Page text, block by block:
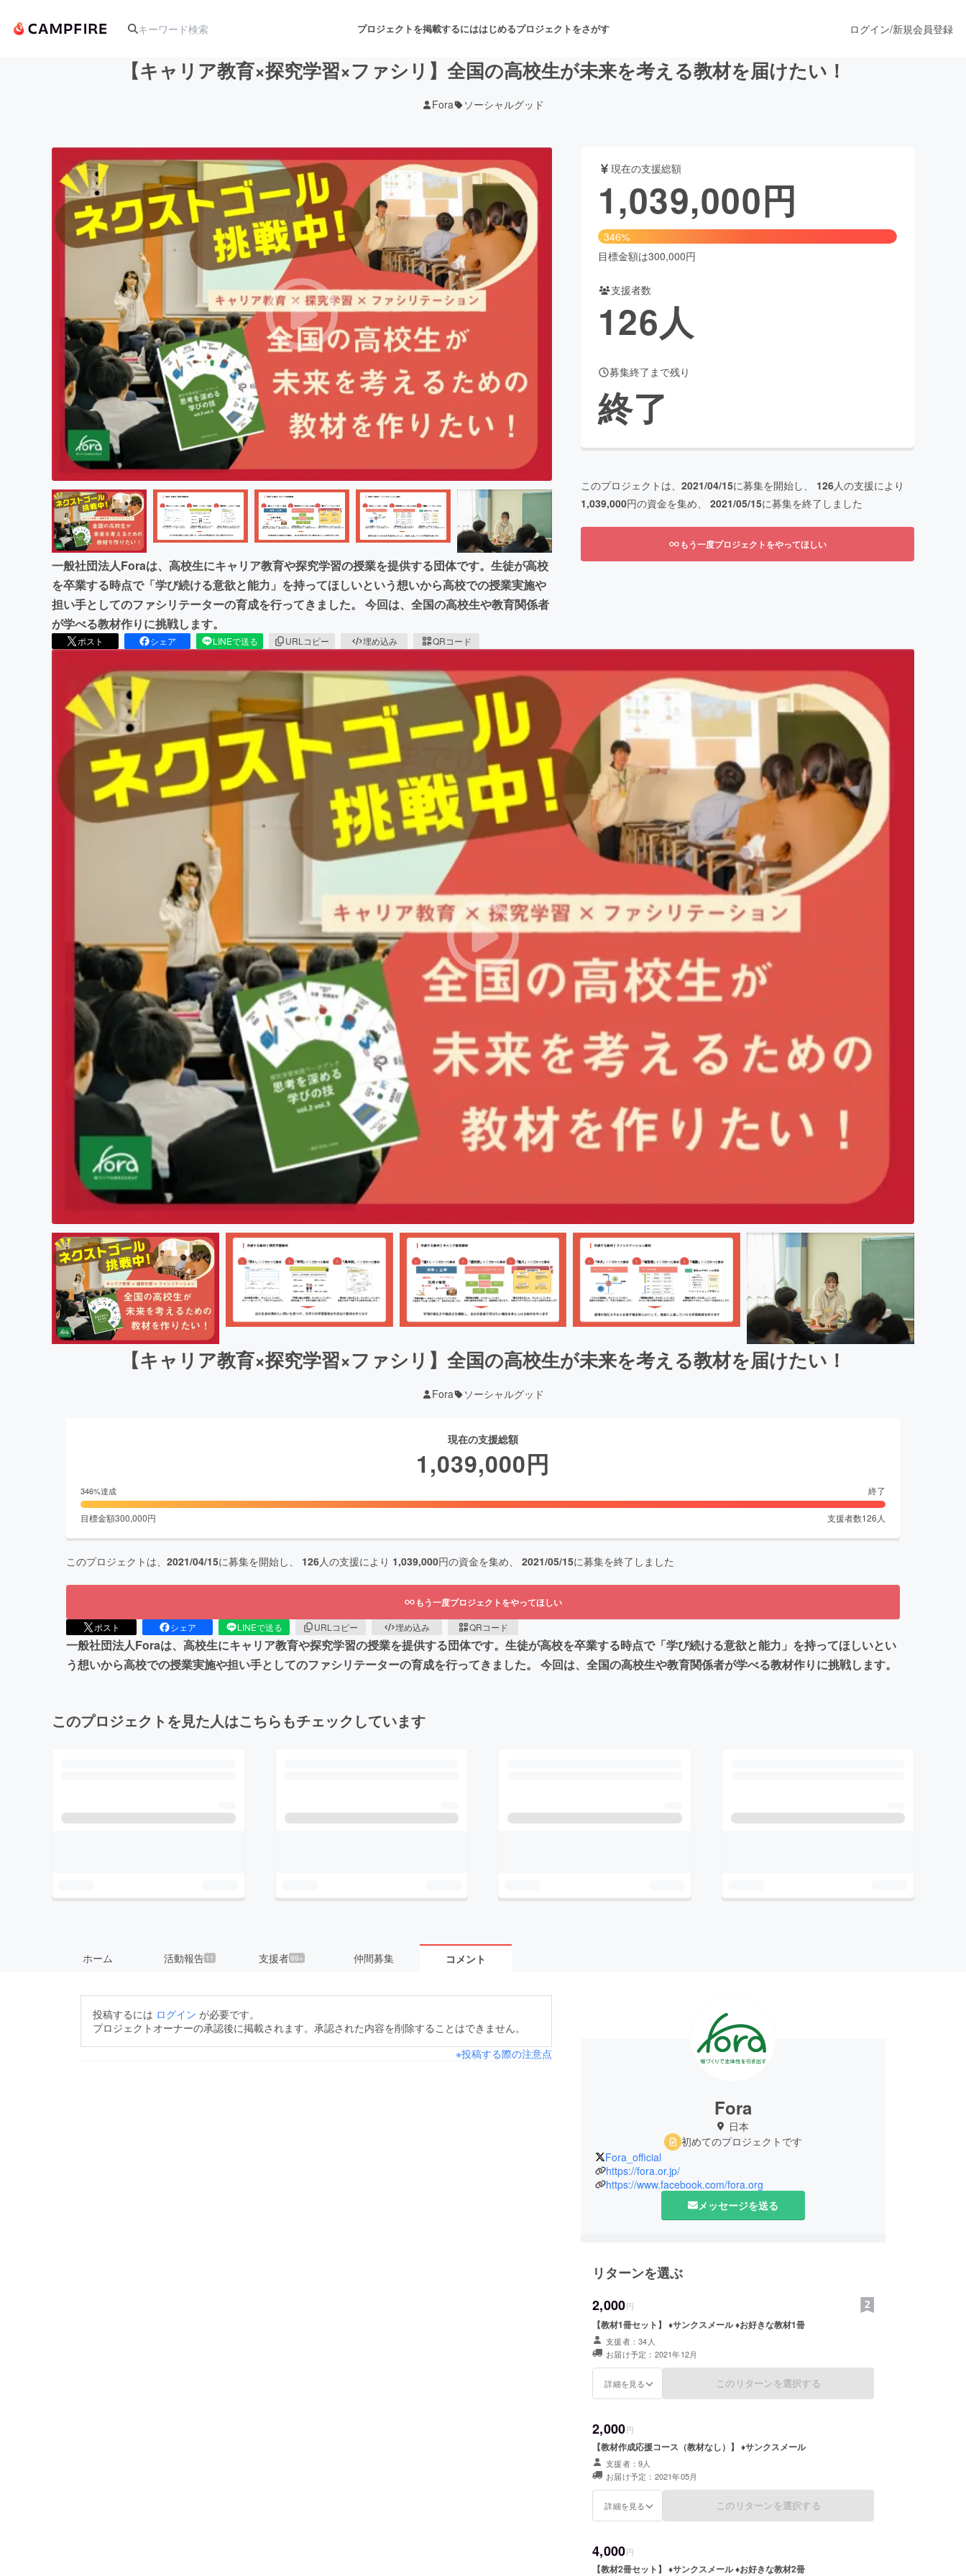
プロジェクトを掲載するにははじめるプロジェクトをさがす
アート・写真 音楽 舞台・パフォーマンス
テクノロジー・ガジェット ゲーム・サービス開発 ファッション
映像・映画 書籍・雑誌出版 アニメ・漫画
ビジネス・起業 チャレンジ ビューティー・ヘルスケア
まちづくり・地域活性化
CAMPFIRE for Social GoodCAMPFIRE Creation
CAMPFIREふるさと納税
ログイン/新規会員登録
【キャリア教育×探究学習×ファシリ】全国の高校生が未来を考える教材を届けたい！
Fora ソーシャルグッド
一般社団法人Foraは、高校生にキャリア教育や探究学習の授業を提供する団体です。生徒が高校
を卒業する時点で「学び続ける意欲と能力」を持ってほしいという想いから高校での授業実施や
担い手としてのファシリテーターの育成を行ってきました。 今回は、全国の高校生や教育関係者
が学べる教材作りに挑戦します。
ポスト シェア LINEで送る URLコピー 埋め込み QRコード
現在の支援総額
1,039,000円
346%
目標金額は300,000円
支援者数
126人
募集終了まで残り
終了
このプロジェクトは、 2021/04/15に募集を開始し、 126人の支援により
1,039,000円の資金を集め、 2021/05/15に募集を終了しました
もう一度プロジェクトをやってほしい
【キャリア教育×探究学習×ファシリ】全国の高校生が未来を考える教材を届けたい！
Fora ソーシャルグッド
現在の支援総額
1,039,000円
346%達成 終了
目標金額300,000円 支援者数126 人
このプロジェクトは、 2021/04/15に募集を開始し、 126人の支援により 1,039,000円の資金を集め、 2021/05/15に募集を終了しました
もう一度プロジェクトをやってほしい
ポスト シェア LINEで送る URLコピー 埋め込み QRコード
一般社団法人Foraは、高校生にキャリア教育や探究学習の授業を提供する団体です。生徒が高校を卒業する時点で「学び続ける意欲と能力」を持ってほしいとい
う想いから高校での授業実施や担い手としてのファシリテーターの育成を行ってきました。 今回は、全国の高校生や教育関係者が学べる教材作りに挑戦します。
このプロジェクトを見た人はこちらもチェックしています
ホーム 活動報告 11 支援者99+ 仲間募集 コメント
投稿するには ログイン が必要です。
プロジェクトオーナーの承認後に掲載されます。承認された内容を削除することはできません。
※投稿する際の注意点
Fora
日本
初めてのプロジェクトです
Fora_official
https://fora.or.jp/
https://www.facebook.com/fora.org
メッセージを送る
リターンを選ぶ
2,000円
【教材1冊セット】 ♦︎サンクスメール ♦︎お好きな教材1冊
支援者：34人
お届け予定：2021年12月
詳細を見る このリターンを選択する
2,000円
【教材作成応援コース（教材なし）】 ♦︎サンクスメール
支援者：9人
お届け予定：2021年05月
詳細を見る このリターンを選択する
4,000円
【教材2冊セット】 ♦︎サンクスメール ♦︎お好きな教材2冊